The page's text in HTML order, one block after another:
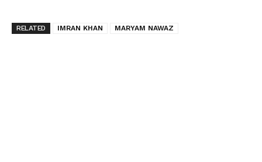
RELATED IMRAN KHAN MARYAM NAWAZ